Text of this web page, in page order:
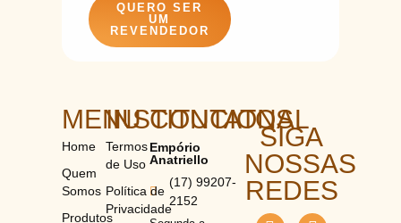
QUERO SER
UM
REVENDEDOR
MENU
Home
Quem
Somos
Produtos
INSTITUCIONAL
Termos
de Uso
Política de
Privacidade
CONTATOS
Empório
Anatriello
(17) 99207-
2152
SIGA
NOSSAS
REDES